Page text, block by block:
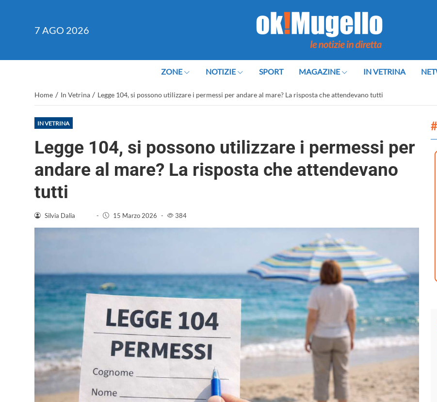
7 AGO 2026
ZONE NOTIZIE SPORT MAGAZINE IN VETRINA
Home / In Vetrina / Legge 104, si possono utilizzare i permessi per andare al mare? La risposta che attendevano tutti
IN VETRINA
Legge 104, si possono utilizzare i permessi per
andare al mare? La risposta che attendevano
tutti
Silvia Dalia - 15 Marzo 2026 - 384
#